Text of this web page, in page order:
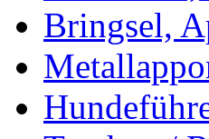
Bringsel,